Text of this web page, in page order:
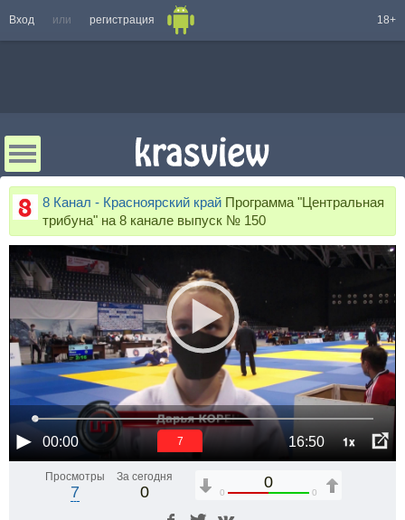
Вход или регистрация 18+
8 Канал - Красноярский край Программа "Центральная
трибуна" на 8 канале выпуск № 150
00:00 16:50 1x
6
Просмотры
7
За сегодня
0
0
0 0